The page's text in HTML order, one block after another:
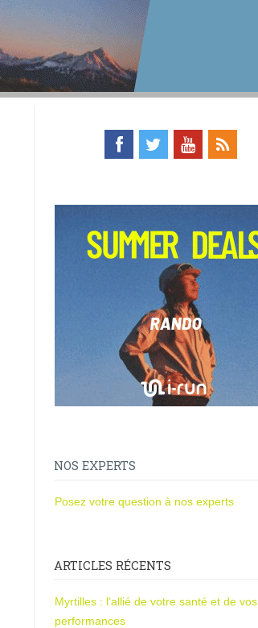
NOS EXPERTS
Posez votre question à nos experts
ARTICLES RÉCENTS
Myrtilles : l’allié de votre santé et de vos
performances